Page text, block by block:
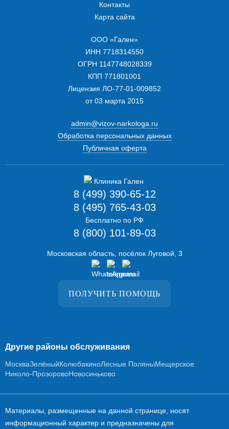
8 (499) 390-65-12
8 (495) 765-43-03
Бесплатно по РФ
8 (800) 101-89-03
ПОЛУЧИТЬ ПОМОЩЬ
Московская область, посёлок Луговой, 3
Контакты
Карта сайта
ООО «Гален»
ИНН 7718314550
ОГРН 1147748028339
КПП 771801001
Лицензия ЛО-77-01-009852
от 03 марта 2015
admin@vizov-narkologa.ru
Обработка персональных данных
Публичная оферта
Другие районы обслуживания
МоскваЗелёныйКолюбакиноЛесные ПоляныМещерское
Николо-ПрозоровоНовосиньково
Материалы, размещенные на данной странице, носят
информационный характер и предназначены для